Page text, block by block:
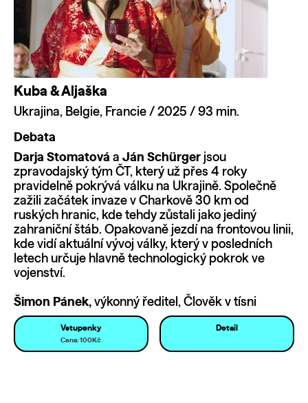
Kuba & Aljaška
Ukrajina, Belgie, Francie / 2025 / 93 min.
Debata
Darja Stomatová a Ján Schürger jsou
zpravodajský tým ČT, který už přes 4 roky
pravidelně pokrývá válku na Ukrajině. Společně
zažili začátek invaze v Charkově 30 km od
ruských hranic, kde tehdy zůstali jako jediný
zahraniční štáb. Opakovaně jezdí na frontovou linii,
kde vidí aktuální vývoj války, který v posledních
letech určuje hlavně technologický pokrok ve
vojenství.
Šimon Pánek, výkonný ředitel, Člověk v tísni
Vstupenky
Cena: 100Kč
Detail